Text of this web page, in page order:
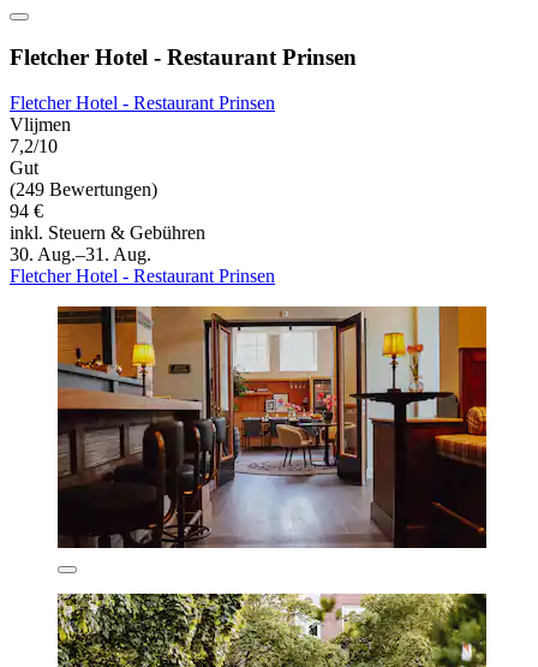
Fletcher Hotel - Restaurant Prinsen
Fletcher Hotel - Restaurant Prinsen
Vlijmen
7,2/10
Gut
(249 Bewertungen)
94 €
inkl. Steuern & Gebühren
30. Aug.–31. Aug.
Fletcher Hotel - Restaurant Prinsen